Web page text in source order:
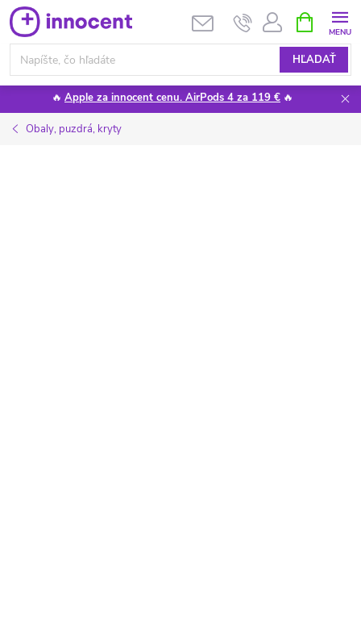
Prejsť
na
obsah
HĽADAŤ
KOŠÍK
🔥 Apple za innocent cenu. AirPods 4 za 119 € 🔥
Obaly, puzdrá, kryty